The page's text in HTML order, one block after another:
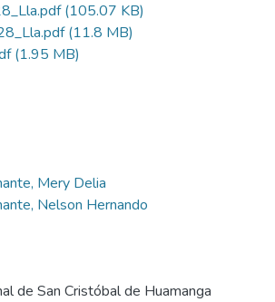
(105.07 KB)
(11.8 MB)
(1.95 MB)
Mery Delia
Nelson Hernando
de San Cristóbal de Huamanga